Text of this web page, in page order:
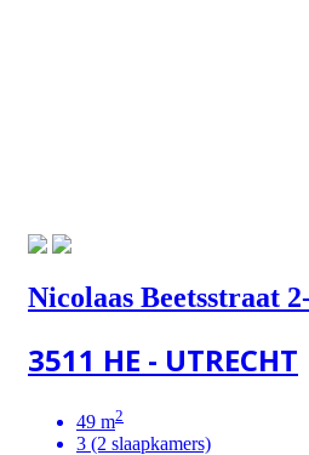
Nicolaas Beetsstraat
3511 HE - UTRECHT
49 m2
3 (2 slaapkamers)